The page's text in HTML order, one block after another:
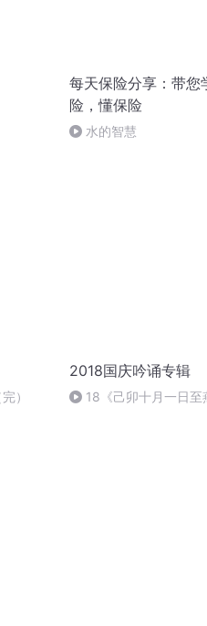
每天保险分享：带您
险，懂保险
水的智慧
）
2018国庆吟诵专辑
18《己卯十月一日至